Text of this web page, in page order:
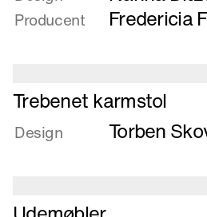
To
Stole
Producent Fredericia
Læs
mere
om
Trebenet karmstol
Design Torben
Læs